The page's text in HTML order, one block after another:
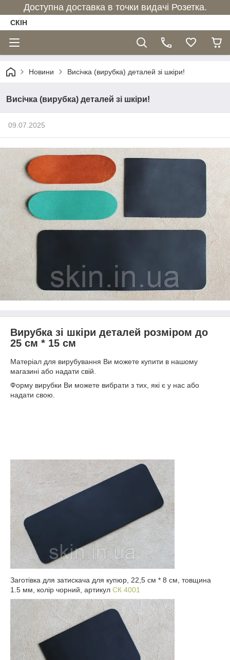
Доступна доставка в точки видачі Розетка.
СКІН
Новини Висічка (вирубка) деталей зі шкіри!
Висічка (вирубка) деталей зі шкіри!
09.07.2025
Вирубка зі шкіри деталей розміром до
25 см * 15 см
Матеріал для вирубування Ви можете купити в нашому
магазині або надати свій.
Форму вирубки Ви можете вибрати з тих, які є у нас або
надати свою.
Заготівка для затискача для купюр, 22,5 см * 8 см, товщина
1.5 мм, колір чорний, артикул СК 4001